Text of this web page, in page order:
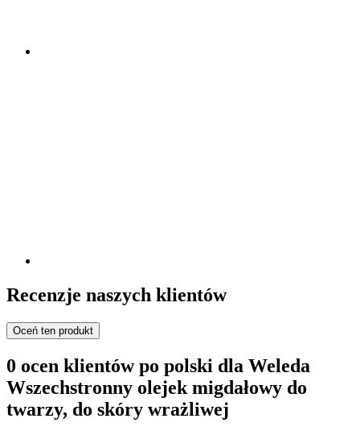
Recenzje naszych klientów
Oceń ten produkt
0 ocen klientów po polski dla Weleda
Wszechstronny olejek migdałowy do
twarzy, do skóry wrażliwej